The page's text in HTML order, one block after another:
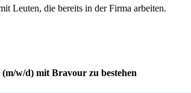
Leuten, die bereits in der Firma arbeiten.
w/d) mit Bravour zu bestehen